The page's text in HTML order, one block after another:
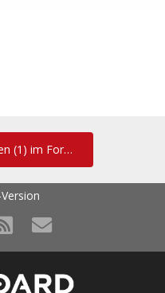
Zu den Kommentaren (1) im Forum